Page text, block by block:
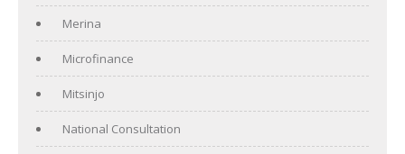
Merina
Microfinance
Mitsinjo
National Consultation